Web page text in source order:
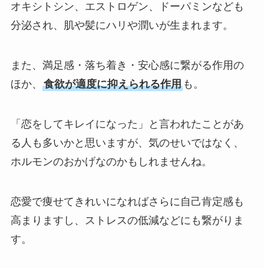
オキシトシン、エストロゲン、ドーパミンなども
分泌され、肌や髪にハリや潤いが生まれます。
また、満足感・落ち着き・安心感に繋がる作用の
ほか、 食欲が適度に抑えられる作用も。
「恋をしてキレイになった」と言われたことがあ
る人も多いかと思いますが、気のせいではなく、
ホルモンのおかげなのかもしれませんね。
恋愛で痩せてきれいになればさらに自己肯定感も
高まりますし、ストレスの低減などにも繋がりま
す。